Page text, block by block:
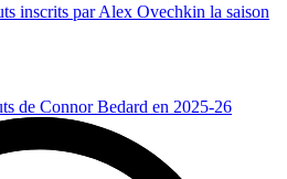
inscrits par Alex Ovechkin la saison